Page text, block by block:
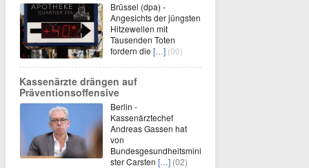
Brüssel (dpa) -
Angesichts der jüngsten
Hitzewellen mit
Tausenden Toten
fordern die […] (00)
Kassenärzte drängen auf
Präventionsoffensive
Berlin -
Kassenärztechef
Andreas Gassen hat
von
Bundesgesundheitsmini
ster Carsten […] (02)